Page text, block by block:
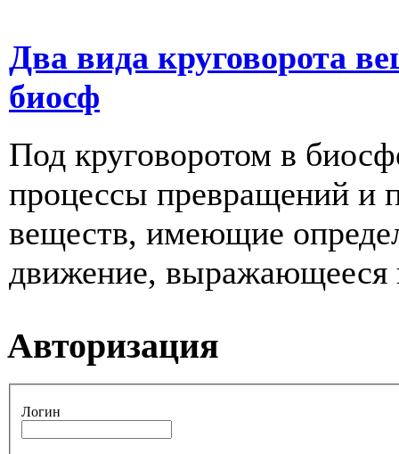
Два вида круговорота
биосф
Под круговоротом в
процессы превращений и
веществ, имеющие
движение, выражающееся
Авторизация
Логин